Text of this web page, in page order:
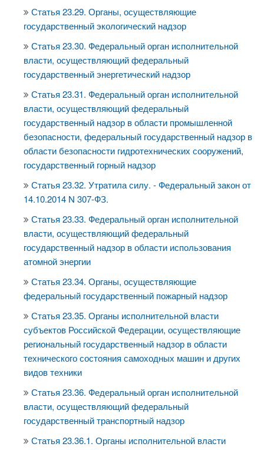
Статья 23.29. Органы, осуществляющие
государственный экологический надзор
Статья 23.30. Федеральный орган исполнительной
власти, осуществляющий федеральный
государственный энергетический надзор
Статья 23.31. Федеральный орган исполнительной
власти, осуществляющий федеральный
государственный надзор в области промышленной
безопасности, федеральный государственный надзор в
области безопасности гидротехнических сооружений,
государственный горный надзор
Статья 23.32. Утратила силу. - Федеральный закон от
14.10.2014 N 307-ФЗ.
Статья 23.33. Федеральный орган исполнительной
власти, осуществляющий федеральный
государственный надзор в области использования
атомной энергии
Статья 23.34. Органы, осуществляющие
федеральный государственный пожарный надзор
Статья 23.35. Органы исполнительной власти
субъектов Российской Федерации, осуществляющие
региональный государственный надзор в области
технического состояния самоходных машин и других
видов техники
Статья 23.36. Федеральный орган исполнительной
власти, осуществляющий федеральный
государственный транспортный надзор
Статья 23.36.1. Органы исполнительной власти